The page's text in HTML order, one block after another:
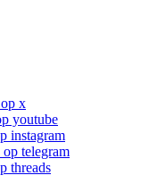
x
youtube
instagram
telegram
threads